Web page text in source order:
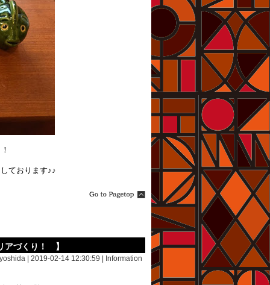
ております♪♪
アづくり！ 】
| 2019-02-14 12:30:59 | Information